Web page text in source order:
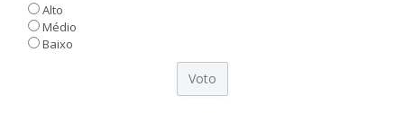
Alto
Médio
Baixo